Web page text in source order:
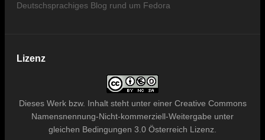
Deutschsprachiges Blog rund um Fedora
Lizenz
Dieses Werk bzw. Inhaltsteht unter einer Creative Commons
Namensnennung-Nicht-kommerziell-Weitergabe unter
gleichen Bedingungen 3.0 Österreich Lizenz